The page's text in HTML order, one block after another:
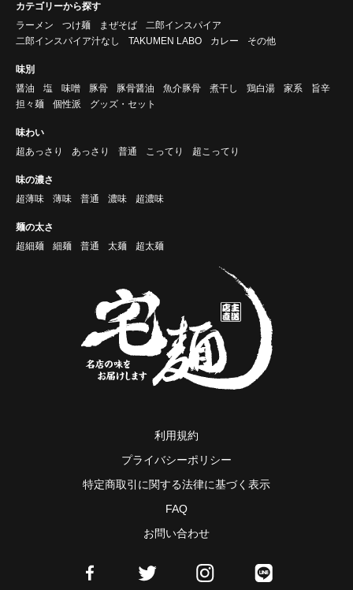
カテゴリーから探す
ラーメン
つけ麺 まぜそば
二郎インスパイア
二郎インスパイア汁なし
TAKUMEN LABO カレー その他
味別
醤油
塩 味噌 豚骨 豚骨醤油 魚介豚骨 煮干し 鶏白湯 家系
旨辛
担々麺
個性派 グッズ・セット
味わい
超あっさり
あっさり 普通 こってり 超こってり
味の濃さ
超薄味
薄味 普通 濃味 超濃味
麺の太さ
超細麺
細麺 普通 太麺 超太麺
利用規約
プライバシーポリシー
特定商取引に関する法律に基づく表示
FAQ
お問い合わせ